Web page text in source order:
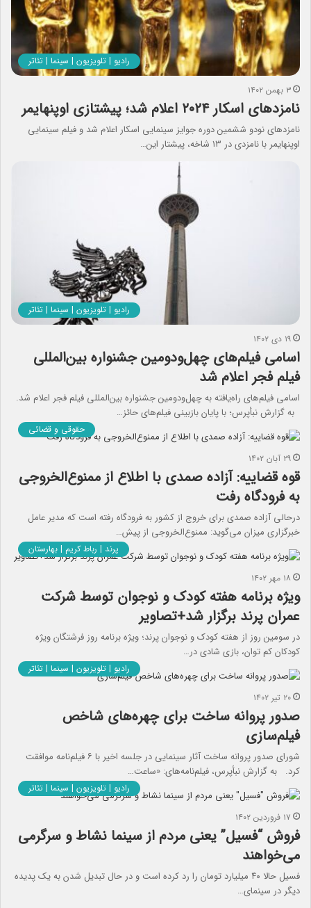
رادیو | تلویزیون | سینما | تئاتر
۳ بهمن ۱۴۰۲
نامزدهای اسکار ۲۰۲۴ اعلام شد؛ پیشتازی اوپنهایمر
نامزدهای نودو ششمین دوره جوایز سینمایی اسکار اعلام شد و فیلم سینمایی
اوپنهایمر با نامزدی در ۱۳ شاخه، پیشتار این…
رادیو | تلویزیون | سینما | تئاتر
۱۹ دی ۱۴۰۲
اسامی فیلم‌های چهل‌ودومین جشنواره بین‌المللی
فیلم فجر اعلام شد
اسامی فیلم‌های راه‌یافته به چهل‌ودومین جشنواره بین‌المللی فیلم فجر اعلام شد.
به گزارش نبأپرس؛ با پایان بازبینی فیلم‌های حائز…
حقوقی و قضائی
۲۹ آبان ۱۴۰۲
قوه قضاییه: آزاده صمدی با اطلاع از ممنوع‌الخروجی
به فرودگاه رفت
درحالی آزاده صمدی برای خروج از کشور به فرودگاه رفته است که مدیر عامل
خبرگزاری میزان می‌گوید: ممنوع‌الخروجی از پیش…
پرند | رباط کریم | بهارستان
۱۸ مهر ۱۴۰۲
ویژه برنامه هفته کودک و نوجوان توسط شرکت
عمران پرند برگزار شد+تصاویر
در سومین روز از هفته کودک و نوجوان پرند؛ ویژه برنامه روز فرشتگان ویژه
کودکان کم توان، بازی شادی در…
رادیو | تلویزیون | سینما | تئاتر
۲۰ تیر ۱۴۰۲
صدور پروانه ساخت برای چهره‌های شاخص
فیلم‌سازی
شورای صدور پروانه ساخت آثار سینمایی در جلسه اخیر با ۶ فیلم‌نامه موافقت
کرد. به گزارش نبأپرس، فیلم‌نامه‌های: «ساعت…
رادیو | تلویزیون | سینما | تئاتر
۱۷ فروردین ۱۴۰۲
فروش “فسیل” یعنی مردم از سینما نشاط و سرگرمی
می‌خواهند
فسیل حالا ۴۰ میلیارد تومان را رد کرده است و در حال تبدیل شدن به یک پدیده
دیگر در سینمای…